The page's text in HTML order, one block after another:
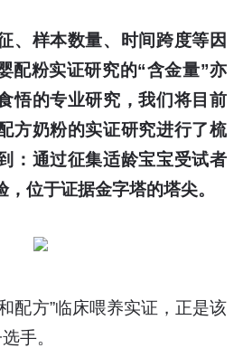
、样本数量、时间跨度等因
配粉实证研究的“含金量”亦
悟的专业研究，我们将目前
方奶粉的实证研究进行了梳
：通过征集适龄宝宝受试者
位于证据金字塔的塔尖。
配方”临床喂养实证，正是该
手。